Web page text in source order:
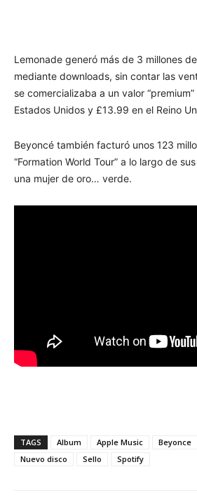
Lemonade generó más de 3 millones
mediante downloads, sin contar las
se comercializaba a un valor
Estados Unidos y £13.99 en el Reino
Beyoncé también facturó unos 123
“Formation World Tour” a lo largo de
una mujer de oro… verde.
TAGS Album Apple Music Beyonce
Nuevo disco
Sello Spotify